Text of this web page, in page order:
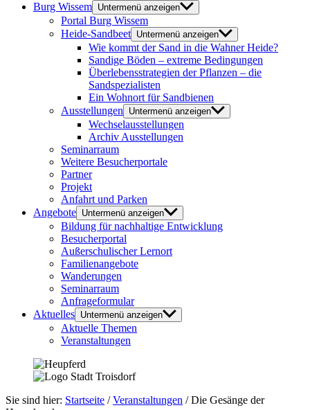
Burg Wissem Untermenü anzeigen
Portal Burg Wissem
Heide-Sandbeet Untermenü anzeigen
Wie kommt der Sand in die Wahner Heide?
Sandige Böden – extreme Bedingungen
Überlebensstrategien der Pflanzen – die
Sandspezialisten
Ein Wohnort für Sandbienen
Ausstellungen
Untermenü anzeigen
Wechselausstellungen
Archiv Ausstellungen
Seminarraum
Weitere Besucherportale
Partner
Projekt
Anfahrt und Parken
Angebote Untermenü anzeigen
Bildung für nachhaltige Entwicklung
Besucherportal
Außerschulischer Lernort
Familienangebote
Wanderungen
Seminarraum
Anfrageformular
Aktuelles Untermenü anzeigen
Aktuelle Themen
Veranstaltungen
Sie sind hier: Startseite /Veranstaltungen /Die Gesänge der